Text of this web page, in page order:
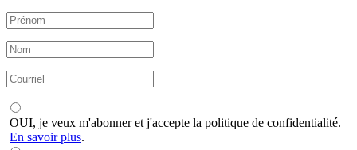
OUI, je veux m'abonner et j'accepte la politique de confidentialité.
En savoir plus.